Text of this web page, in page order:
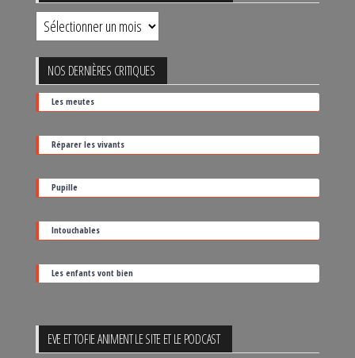
Retrouver
un
film
par
sa
date
de
sortie
NOS DERNIÈRES CRITIQUES
Les meutes
Réparer les vivants
Pupille
Intouchables
Les enfants vont bien
EVE ET TOFIE ANIMENT LE SITE ET LE PODCAST